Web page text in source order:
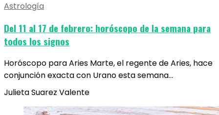
Astrología
Del 11 al 17 de febrero: horóscopo de la semana para
todos los signos
Horóscopo para Aries Marte, el regente de Aries, hace
conjunción exacta con Urano esta semana…
Julieta Suarez Valente